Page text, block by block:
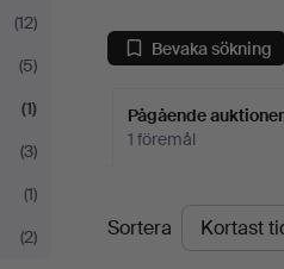
(12)
(5)
(1)
(3)
(1)
(2)
Bevaka sökning
Pågående auktioner
1 föremål
Pågående
auktioner
Sortera